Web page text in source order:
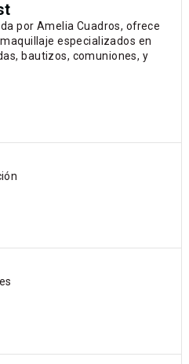
por Amelia Cuadros, ofrece
especializados en
bautizos, comuniones, y